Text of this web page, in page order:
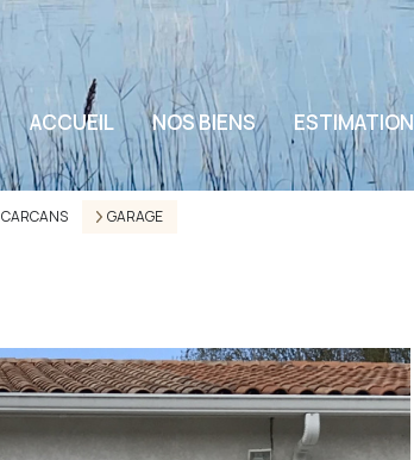
ACCUEIL NOS BIENS ESTIMATION
CARCANS GARAGE